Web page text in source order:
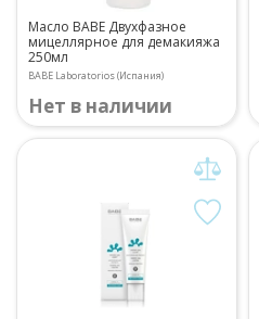
Масло BABE Двухфазное
мицеллярное для демакияжа
250мл
BABE Laboratorios (Испания)
Нет в наличии